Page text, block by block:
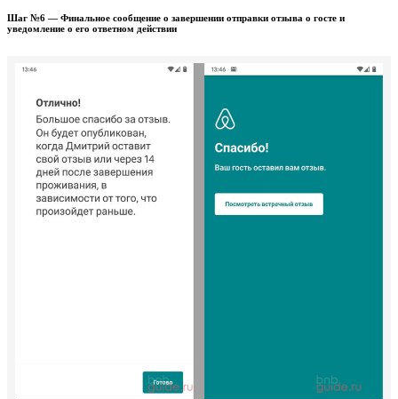
Шаг №6 — Финальное сообщение о завершении отправки отзыва о госте и
уведомление о его ответном действии